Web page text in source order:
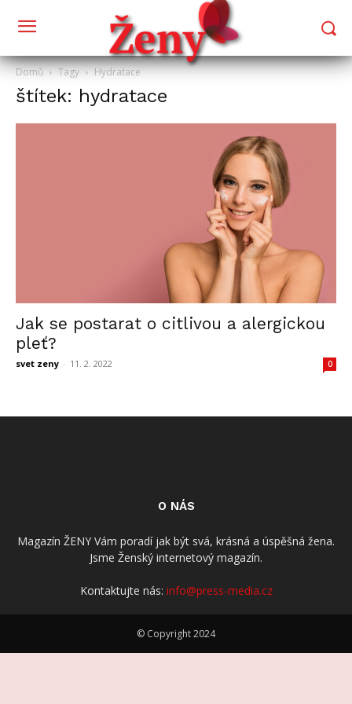
Domů Tagy Hydratace
štítek: hydratace
Jak se postarat o citlivou a alergickou
pleť?
svet zeny - 11. 2. 2022 0
O NÁS
Magazín ŽENY Vám poradí jak být svá, krásná a úspěšná žena.
Jsme Ženský internetový magazín.
Kontaktujte nás: info@press-media.cz
© Copyright 2024